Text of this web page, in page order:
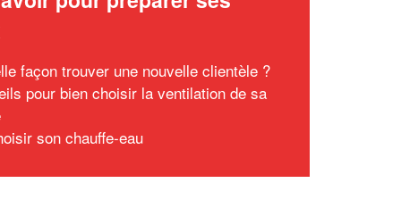
façon trouver une nouvelle clientèle ?
pour bien choisir la ventilation de sa
son chauffe-eau